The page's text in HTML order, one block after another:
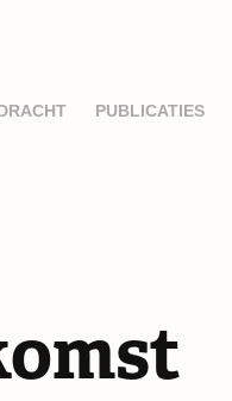
PUBLICATIES